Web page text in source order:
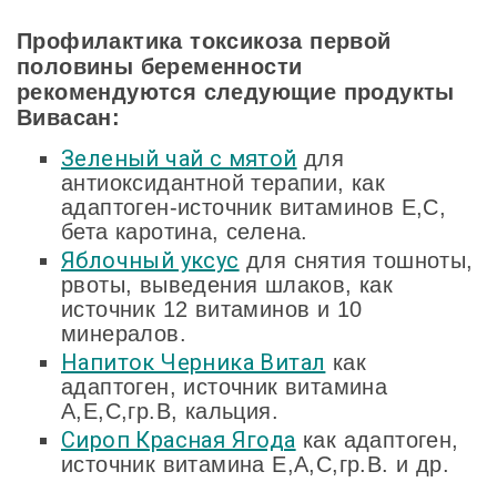
Профилактика токсикоза первой
половины беременности
рекомендуются следующие продукты
Вивасан:
Зеленый чай с мятой для
антиоксидантной терапии, как
адаптоген-источник витаминов Е,С,
бета каротина, селена.
Яблочный уксус для снятия тошноты,
рвоты, выведения шлаков, как
источник 12 витаминов и 10
минералов.
Напиток Черника Витал как
адаптоген, источник витамина
А,Е,С,гр.В, кальция.
Сироп Красная Ягода как адаптоген,
источник витамина Е,А,С,гр.В. и др.